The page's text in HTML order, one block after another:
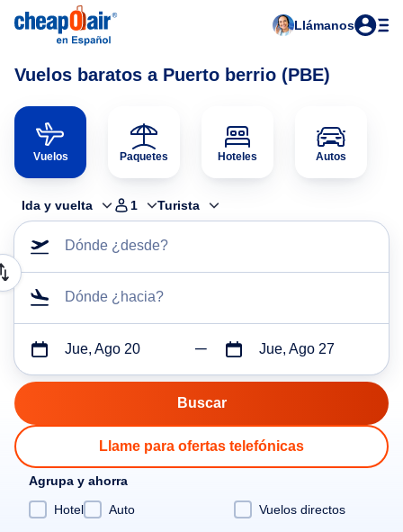
Llámanos
Vuelos baratos a Puerto berrio (PBE)
Vuelos Paquetes Hoteles Autos
Ida y vuelta 1 Turista
Dónde ¿desde?
Dónde ¿hacia?
Jue, Ago 20 Jue, Ago 27
Llame para ofertas telefónicas
Agrupa y ahorra
Hotel
Auto Vuelos directos